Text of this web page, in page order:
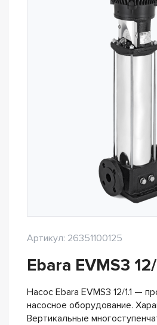
Артикул: 26351100125
Ebara EVMS3 12/
Насос Ebara EVMS3 12/1.1 —
насосное оборудование.
Вертикальные